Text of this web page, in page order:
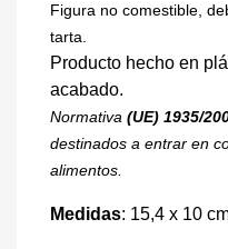
Figura no comestible,
tarta.
Producto hecho en
acabado.
Normativa (UE) 1935/
destinados a entrar en
alimentos.
Medidas: 15,4 x 10